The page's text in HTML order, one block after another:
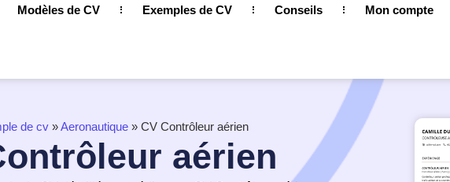
Modèles de CV Exemples de CV Conseils Mon compte
de cv »Aeronautique » CV Contrôleur aérien
aérien